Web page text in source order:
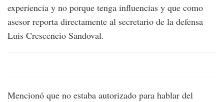
experiencia y no porque tenga influencias y que como
asesor reporta directamente al secretario de la defensa
Luis Crescencio Sandoval.
Mencionó que no estaba autorizado para hablar del